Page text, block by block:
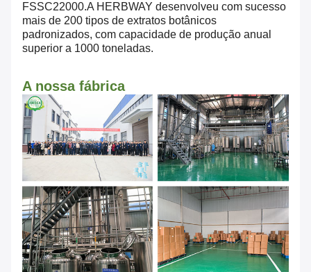
FSSC22000.A HERBWAY desenvolveu com sucesso
mais de 200 tipos de extratos botânicos
padronizados, com capacidade de produção anual
superior a 1000 toneladas.
A nossa fábrica